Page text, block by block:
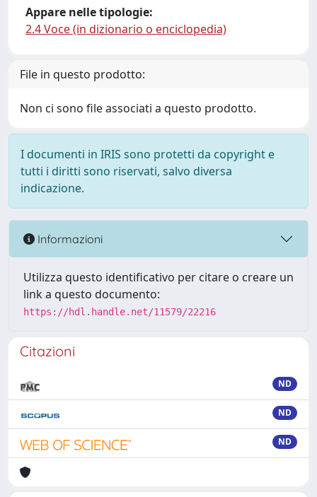
Appare nelle tipologie:
2.4 Voce (in dizionario o enciclopedia)
File in questo prodotto:
Non ci sono file associati a questo prodotto.
I documenti in IRIS sono protetti da copyright e
tutti i diritti sono riservati, salvo diversa
indicazione.
Informazioni
Utilizza questo identificativo per citare o creare un
link a questo documento:
https://hdl.handle.net/11579/22216
Citazioni
ND
ND
ND